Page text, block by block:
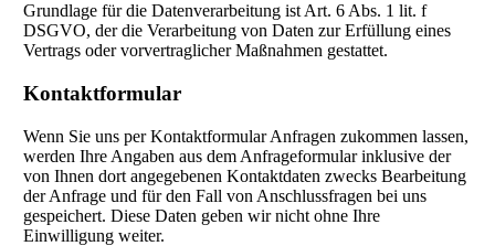
Grundlage für die Datenverarbeitung ist Art. 6 Abs. 1 lit. f
DSGVO, der die Verarbeitung von Daten zur Erfüllung eines
Vertrags oder vorvertraglicher Maßnahmen gestattet.
Kontaktformular
Wenn Sie uns per Kontaktformular Anfragen zukommen lassen,
werden Ihre Angaben aus dem Anfrageformular inklusive der
von Ihnen dort angegebenen Kontaktdaten zwecks Bearbeitung
der Anfrage und für den Fall von Anschlussfragen bei uns
gespeichert. Diese Daten geben wir nicht ohne Ihre
Einwilligung weiter.